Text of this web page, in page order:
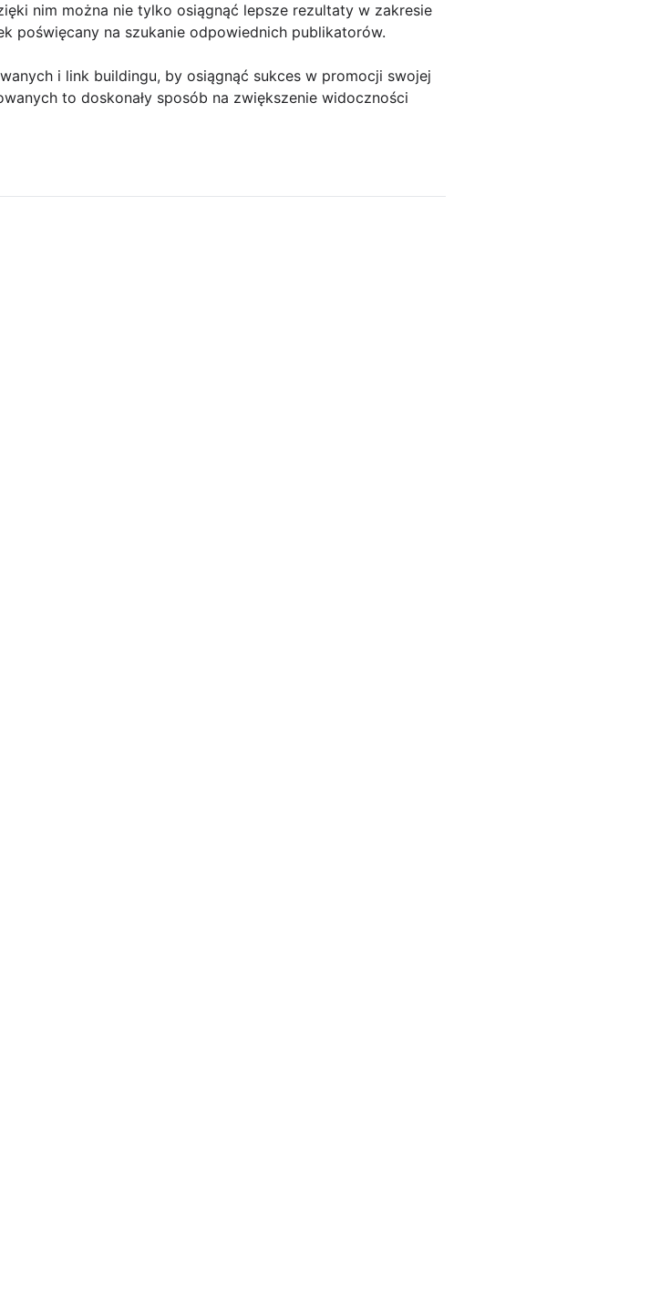
nim można nie tylko osiągnąć lepsze rezultaty w zakresie
poświęcany na szukanie odpowiednich publikatorów.
i link buildingu, by osiągnąć sukces w promocji swojej
to doskonały sposób na zwiększenie widoczności